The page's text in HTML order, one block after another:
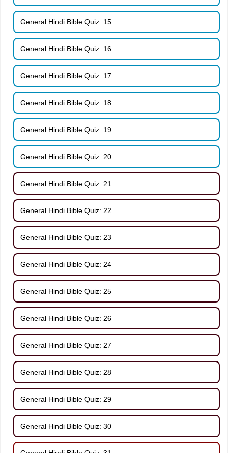
General Hindi Bible Quiz: 15
General Hindi Bible Quiz: 16
General Hindi Bible Quiz: 17
General Hindi Bible Quiz: 18
General Hindi Bible Quiz: 19
General Hindi Bible Quiz: 20
General Hindi Bible Quiz: 21
General Hindi Bible Quiz: 22
General Hindi Bible Quiz: 23
General Hindi Bible Quiz: 24
General Hindi Bible Quiz: 25
General Hindi Bible Quiz: 26
General Hindi Bible Quiz: 27
General Hindi Bible Quiz: 28
General Hindi Bible Quiz: 29
General Hindi Bible Quiz: 30